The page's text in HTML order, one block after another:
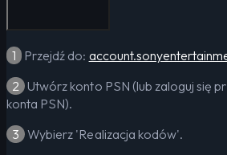
1 Przejdź do:
2 Utwórz konto PSN (lub zaloguj się
konta PSN).
3 Wybierz 'Realizacja kodów'.